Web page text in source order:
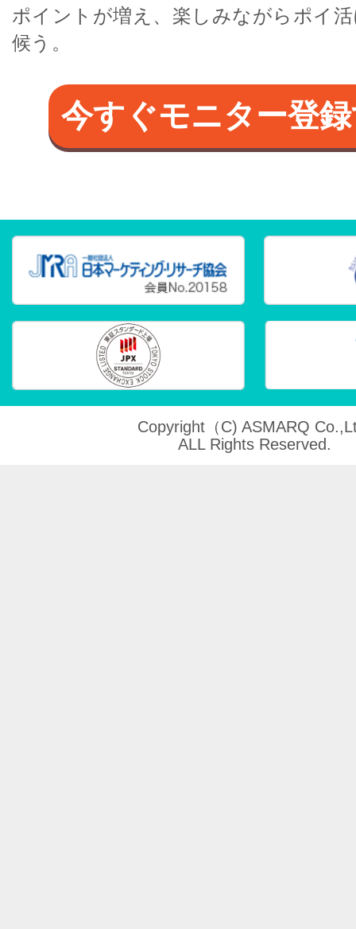
ポイントが増え、楽しみながらポイ
候う。
今すぐモニター登
Copyright（C) ASMARQ
ALL Rights Reserved.